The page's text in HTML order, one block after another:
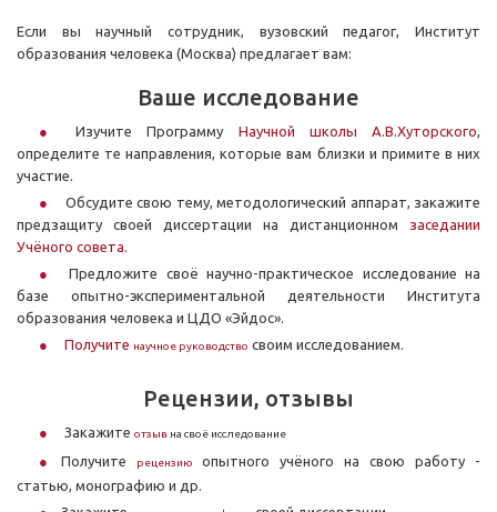
Если вы научный сотрудник, вузовский педагог, Институт
образования человека (Москва) предлагает вам:
Ваше исследование
Изучите Программу Научной школы А.В.Хуторского,
определите те направления, которые вам близки и примите в них
участие.
Обсудите свою тему, методологический аппарат, закажите
предзащиту своей диссертации на дистанционном заседании
Учёного совета.
Предложите своё научно-практическое исследование на
базе опытно-экспериментальной деятельности Института
образования человека и ЦДО «Эйдос».
Получите научное руководство своим исследованием.
Рецензии, отзывы
Закажите отзыв на своё исследование
Получите рецензию
опытного учёного на свою работу -
статью, монографию и др.